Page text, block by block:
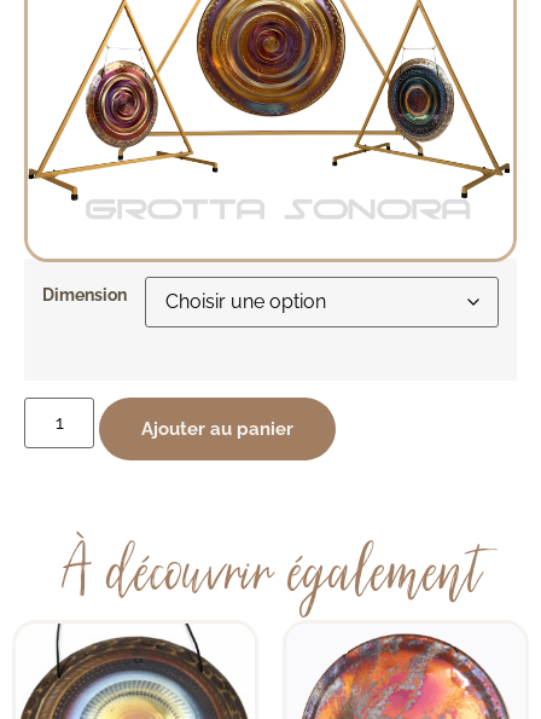
Dimension
Ajouter au panier
À découvrir également